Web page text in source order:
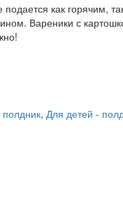
как горячим,
Вареники с
, Для детей -